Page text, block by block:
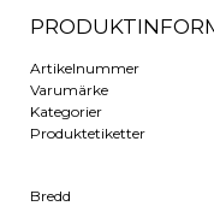
Artikelnummer
Varumärke
Kategorier
Produktetiketter
Bredd